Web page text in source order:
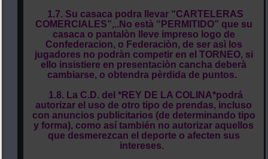
1.7. Su casaca podra llevar “CARTELERAS
COMERCIALES”,..No està “PERMITIDO” que su
casaca o pantalòn lleve impreso logo de
Confederacion, o Federaciòn, de ser asì los
jugadores no podràn competir en el TORNEO, si
ello insistiere en presentaciòn cancha deberà
cambiarse, o obtendra pèrdida de puntos.
1.8. La C.D. del *REY DE LA COLINA*podrá
autorizar el uso de otro tipo de prendas, incluso
con anuncios publicitarios (de determinando tipo
y forma), como así también no autorizar aquellos
que desmerezcan el deporte o afecten sus
intereses.